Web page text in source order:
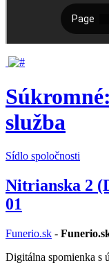
služba
Sídlo spoločnosti
Nitrianska 2
01
Funerio.sk -
Digitálna spomienka s